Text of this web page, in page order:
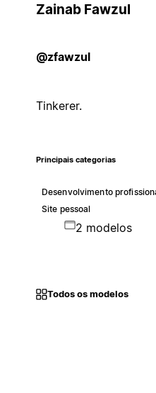
Zainab Fawzul
@zfawzul
Tinkerer.
Principais categorias
Desenvolvimento
Site pessoal
2 modelos
Todos os modelos